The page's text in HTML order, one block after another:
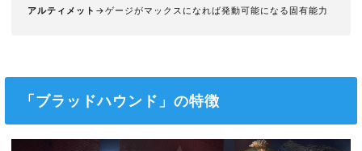
アルティメット →ゲージがマックスになれば発動可能になる固有能力
「ブラッドハウンド」の特徴